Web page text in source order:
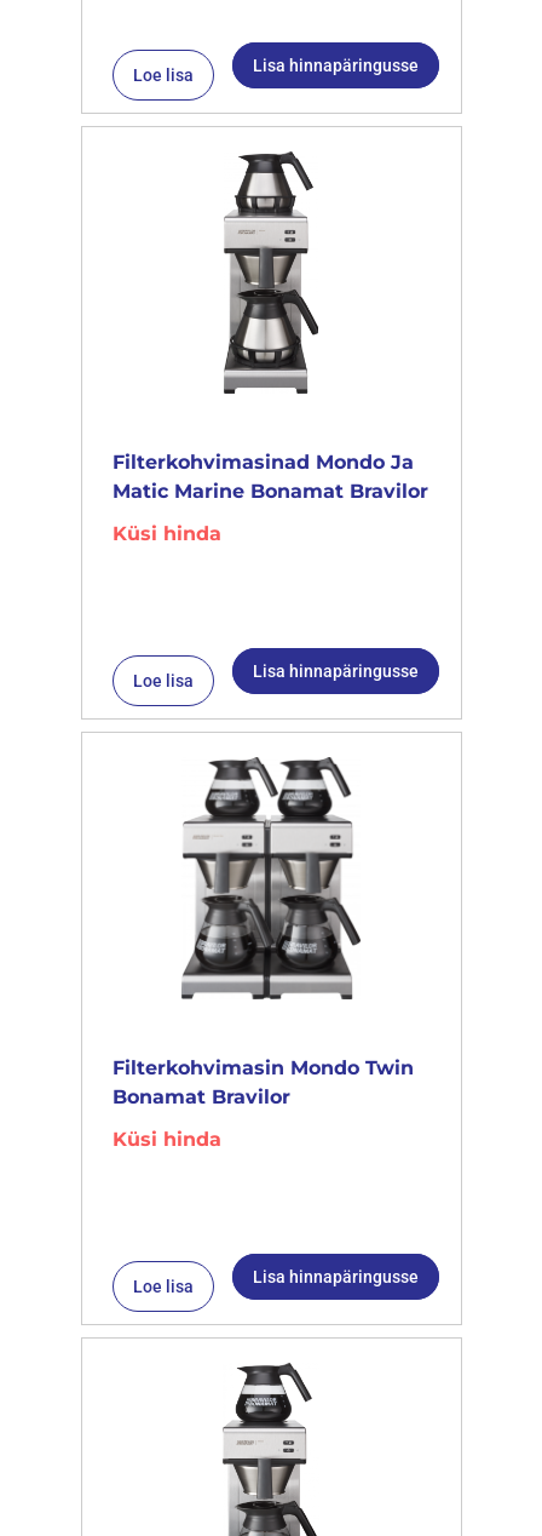
Loe lisa Lisa hinnapäringusse
Filterkohvimasinad Mondo Ja
Matic Marine Bonamat Bravilor
Küsi hinda
Loe lisa Lisa hinnapäringusse
Filterkohvimasin Mondo Twin
Bonamat Bravilor
Küsi hinda
Loe lisa Lisa hinnapäringusse